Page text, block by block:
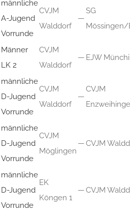
männliche
A-Jugend
Vorrunde
CVJM
Walddorf
—
SG
Mössingen/
Männer
LK 2
CVJM
Walddorf
— EJW
männliche
D-Jugend
Vorrunde
CVJM
Walddorf
—
CVJM
männliche
D-Jugend
Vorrunde
CVJM
Möglingen
—CVJM
männliche
D-Jugend
Vorrunde
EK
Köngen 1
—CVJM